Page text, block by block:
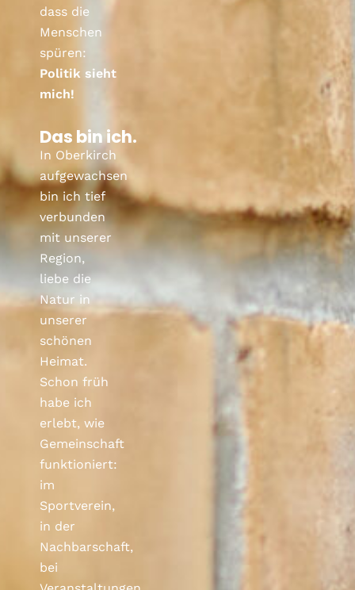
dass die
Menschen
spüren:
Politik sieht
mich!
Das bin ich.
In Oberkirch
aufgewachsen
bin ich tief
verbunden
mit unserer
Region,
liebe die
Natur in
unserer
schönen
Heimat.
Schon früh
habe ich
erlebt, wie
Gemeinschaft
funktioniert:
im
Sportverein,
in der
Nachbarschaft,
bei